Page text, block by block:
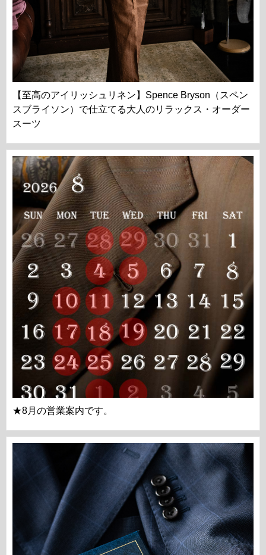
【至高のアイリッシュリネン】Spence Bryson（スペン
スブライソン）で仕立てる大人のリラックス・オーダー
スーツ
★8月の営業案内です。